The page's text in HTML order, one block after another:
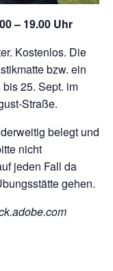
– 19.00 Uhr
Kostenlos. Die
bzw. ein
25. Sept. im
Straße.
belegt und
nicht
jeden Fall da
gehen.